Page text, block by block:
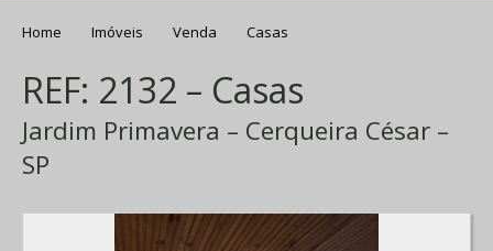
Home Imóveis Venda Casas
REF: 2132 – Casas
Jardim Primavera – Cerqueira César –
SP